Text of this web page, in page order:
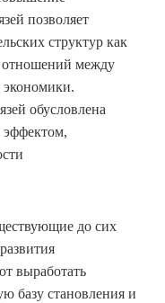
позволяет
структур как
отношений между
обусловлена
эффектом,
до сих
выработать
базу становления и